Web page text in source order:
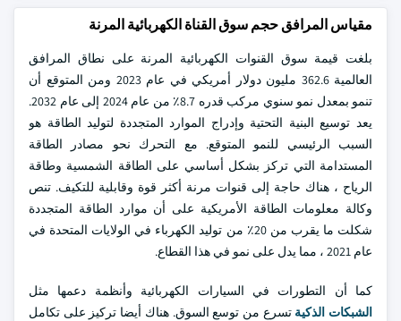
مقياس المرافق حجم سوق القناة الكهربائية المرنة
بلغت قيمة سوق القنوات الكهربائية المرنة على نطاق المرافق
العالمية 362.6 مليون دولار أمريكي في عام 2023 ومن المتوقع أن
تنمو بمعدل نمو سنوي مركب قدره 8.7٪ من عام 2024 إلى عام 2032.
يعد توسيع البنية التحتية وإدراج الموارد المتجددة لتوليد الطاقة هو
السبب الرئيسي للنمو المتوقع. مع التحرك نحو مصادر الطاقة
المستدامة التي تركز بشكل أساسي على الطاقة الشمسية وطاقة
الرياح ، هناك حاجة إلى قنوات مرنة أكثر قوة وقابلية للتكيف. تنص
وكالة معلومات الطاقة الأمريكية على أن موارد الطاقة المتجددة
شكلت ما يقرب من 20٪ من توليد الكهرباء في الولايات المتحدة في
عام 2021 ، مما يدل على نمو في هذا القطاع.
كما أن التطورات في السيارات الكهربائية وأنظمة دعمها مثل
الشبكات الذكية تسرع من توسع السوق. هناك أيضا تركيز على تكامل